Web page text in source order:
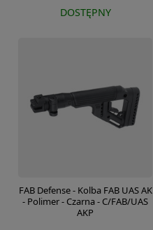
DOSTĘPNY
FAB Defense - Kolba FAB UAS AK
- Polimer - Czarna - C/FAB/UAS
AKP